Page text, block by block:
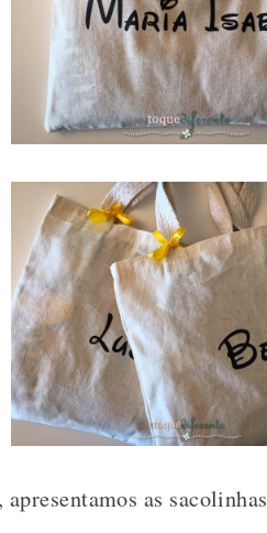
as